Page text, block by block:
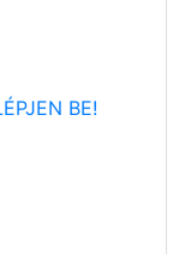
BE!